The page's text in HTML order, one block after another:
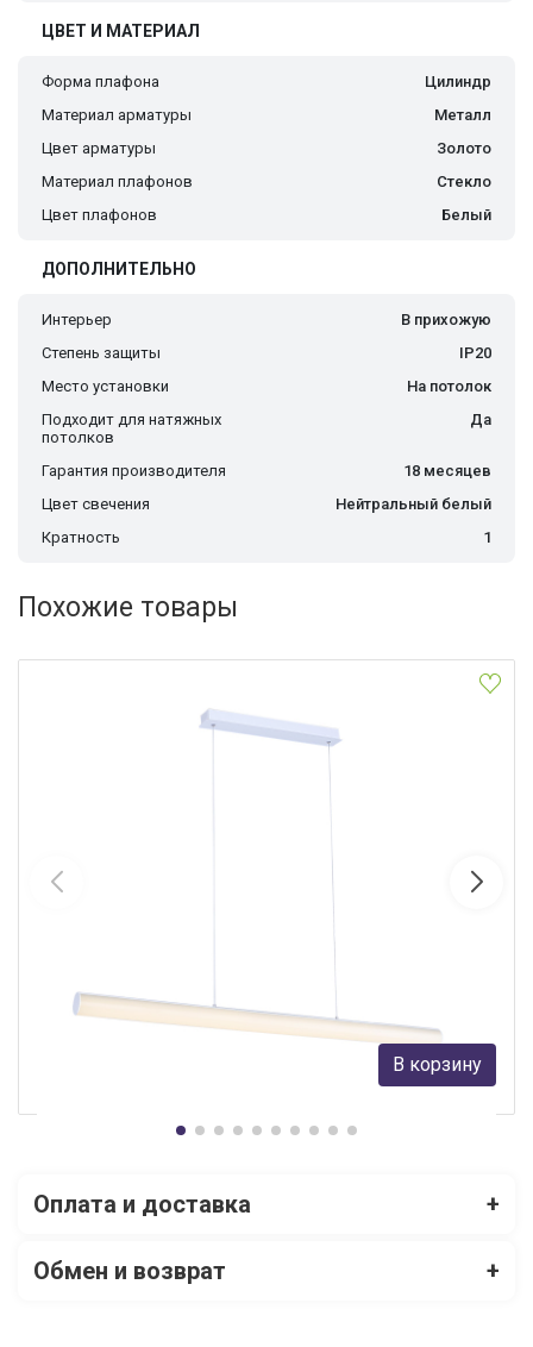
ЦВЕТ И МАТЕРИАЛ
Форма плафона
Цилиндр
Материал арматуры
Металл
Цвет арматуры
Золото
Материал плафонов
Стекло
Цвет плафонов
Белый
ДОПОЛНИТЕЛЬНО
Интерьер
В прихожую
Степень защиты
IP20
Место установки
На потолок
Подходит для натяжных
потолков
Да
Гарантия производителя
18 месяцев
Цвет свечения
Нейтральный белый
Кратность
1
Похожие товары
В корзину
Оплата и доставка +
Обмен и возврат +